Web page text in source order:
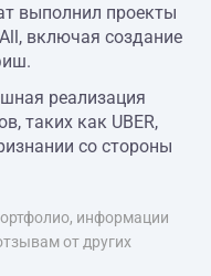
выполнил проекты
включая создание
реализация
таких как UBER,
со стороны
информации
от других